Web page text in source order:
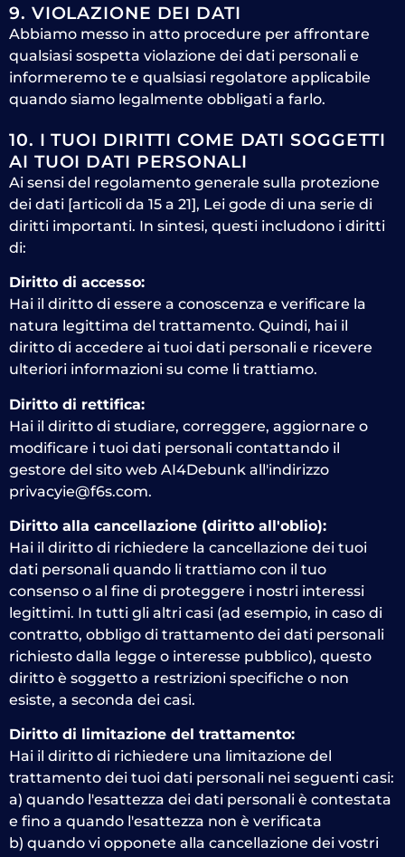
9. VIOLAZIONE DEI DATI
Abbiamo messo in atto procedure per affrontare
qualsiasi sospetta violazione dei dati personali e
informeremo te e qualsiasi regolatore applicabile
quando siamo legalmente obbligati a farlo.
10. I TUOI DIRITTI COME DATI SOGGETTI
AI TUOI DATI PERSONALI
Ai sensi del regolamento generale sulla protezione
dei dati [articoli da 15 a 21], Lei gode di una serie di
diritti importanti. In sintesi, questi includono i diritti
di:
Diritto di accesso:
Hai il diritto di essere a conoscenza e verificare la
natura legittima del trattamento. Quindi, hai il
diritto di accedere ai tuoi dati personali e ricevere
ulteriori informazioni su come li trattiamo.
Diritto di rettifica:
Hai il diritto di studiare, correggere, aggiornare o
modificare i tuoi dati personali contattando il
gestore del sito web AI4Debunk all'indirizzo
privacyie@f6s.com.
Diritto alla cancellazione (diritto all'oblio):
Hai il diritto di richiedere la cancellazione dei tuoi
dati personali quando li trattiamo con il tuo
consenso o al fine di proteggere i nostri interessi
legittimi. In tutti gli altri casi (ad esempio, in caso di
contratto, obbligo di trattamento dei dati personali
richiesto dalla legge o interesse pubblico), questo
diritto è soggetto a restrizioni specifiche o non
esiste, a seconda dei casi.
Diritto di limitazione del trattamento:
Hai il diritto di richiedere una limitazione del
trattamento dei tuoi dati personali nei seguenti casi:
a) quando l'esattezza dei dati personali è contestata
e fino a quando l'esattezza non è verificata
b) quando vi opponete alla cancellazione dei vostri